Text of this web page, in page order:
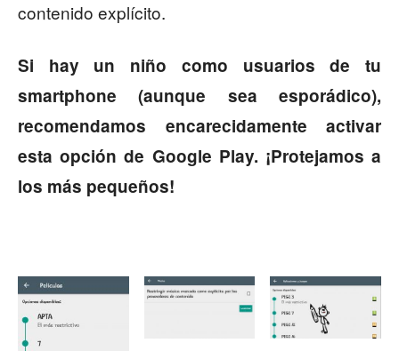
contenido explícito.
Si hay un niño como usuarios de tu
smartphone (aunque sea esporádico),
recomendamos encarecidamente activar
esta opción de Google Play. ¡Protejamos a
los más pequeños!